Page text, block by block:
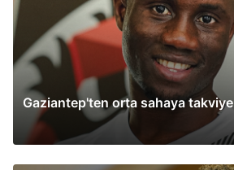
Gaziantep'ten orta sahaya takviye